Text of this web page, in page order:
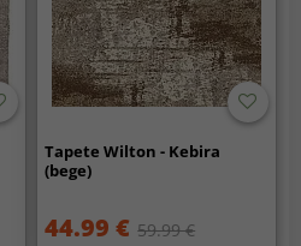
Tapete Wilton - Kebira
(bege)
44.99 € 59.99 €